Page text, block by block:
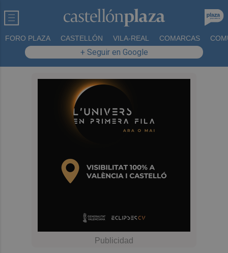
FORO PLAZA CASTELLÓN VILA-REAL COMARCAS
+ Seguir en Google